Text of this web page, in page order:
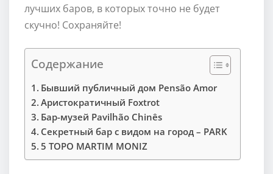
лучших баров, в которых точно не будет
скучно! Сохраняйте!
Содержание
Бывший публичный дом Pensão Amor
Аристократичный Foxtrot
Бар-музей Pavilhão Chinês
Секретный бар с видом на город – PARK
5 TOPO MARTIM MONIZ